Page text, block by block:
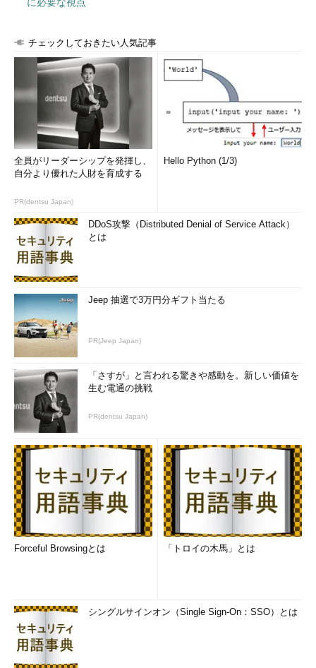
チェックしておきたい人気記事
全員がリーダーシップを発揮し、
自分より優れた人財を育成する
PR(dentsu Japan)
Hello Python (1/3)
DDoS攻撃（Distributed Denial of Service Attack）
とは
Jeep 抽選で3万円分ギフト当たる
PR(Jeep Japan)
「さすが」と言われる驚きや感動を。新しい価値を
生む電通の挑戦
PR(dentsu Japan)
Forceful Browsingとは 「トロイの木馬」とは
シングルサインオン（Single Sign-On：SSO）とは